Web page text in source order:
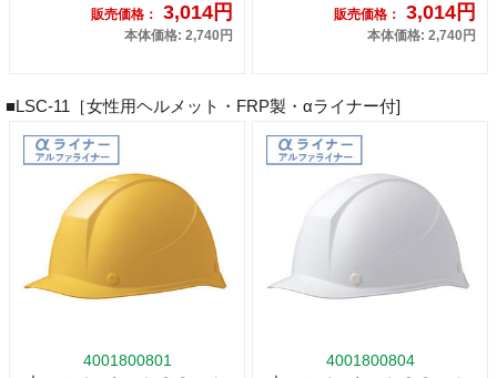
販売価格： 3,014円
本体価格: 2,740円
販売価格： 3,014円
本体価格: 2,740円
■LSC-11［女性用ヘルメット・FRP製・αライナー付]
4001800801 4001800804